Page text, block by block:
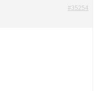
#35254